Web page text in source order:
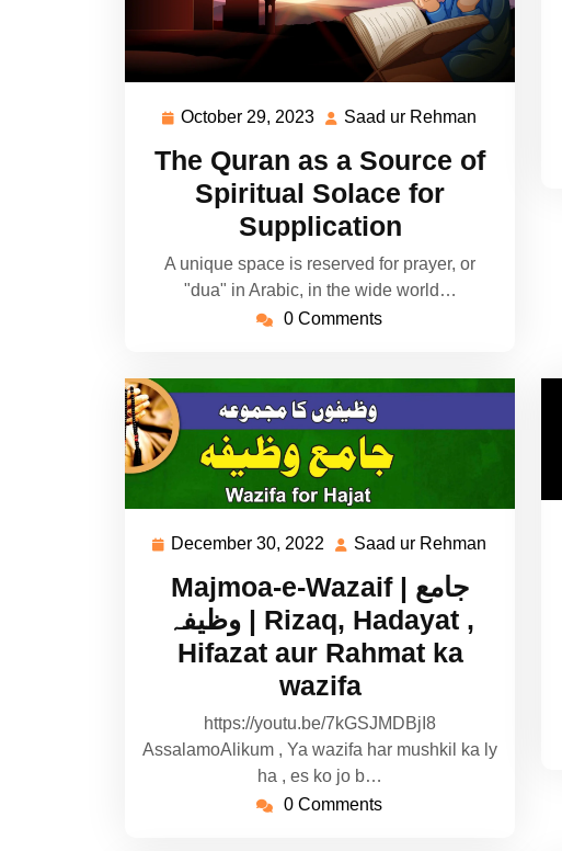
October 29, 2023 October
2023
Saad ur Rehman
Rehman
The Quran as a Source of
Spiritual Solace for
Supplication
A unique space is reserved for prayer, or
"dua" in Arabic, in the wide world…
0 Comments
December 30, 2022 December
2022
Saad ur Rehman
Majmoa-e-Wazaif | جامع
وظیفہ | Rizaq, Hadayat ,
Hifazat aur Rahmat ka
wazifa
https://youtu.be/7kGSJMDBjI8
AssalamoAlikum , Ya wazifa har mushkil ka ly
ha , es ko jo b…
0 Comments